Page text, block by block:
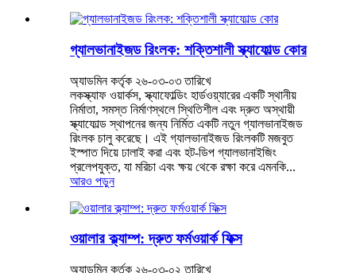
গ্যালভানাইজড রিংলক: শক্তিশালী স্ক্যাফোল্ড কোর
অ্যাডমিন কর্তৃক ২৬-০৩-০৩ তারিখে
লকস্ক্যাফ ওয়ার্কস, স্ক্যাফোল্ডিং হার্ডওয়্যারের একটি স্থানীয়
নির্মাতা, সমস্ত নির্মাণস্থলে স্থিতিশীল এবং দ্রুত অস্থায়ী
স্ক্যাফোল্ড স্থাপনের জন্য নির্মিত একটি নতুন গ্যালভানাইজড
রিংলক চালু করেছে। এই গ্যালভানাইজড রিংলকটি মজবুত
ইস্পাত দিয়ে ঢালাই করা এবং হট-ডিপ গ্যালভানাইজিং
প্রলেপযুক্ত, যা মরিচা এবং ক্ষয় থেকে রক্ষা করে এমনকি...
আরও পড়ুন
ওয়ালার ক্ল্যাম্প: দ্রুত ফর্মওয়ার্ক ফিক্স
অ্যাডমিন কর্তৃক ২৬-০৩-০২ তারিখে